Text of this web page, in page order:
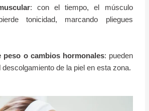
: con el tiempo, el músculo
tonicidad, marcando pliegues
peso o cambios hormonales: pueden
descolgamiento de la piel en esta zona.